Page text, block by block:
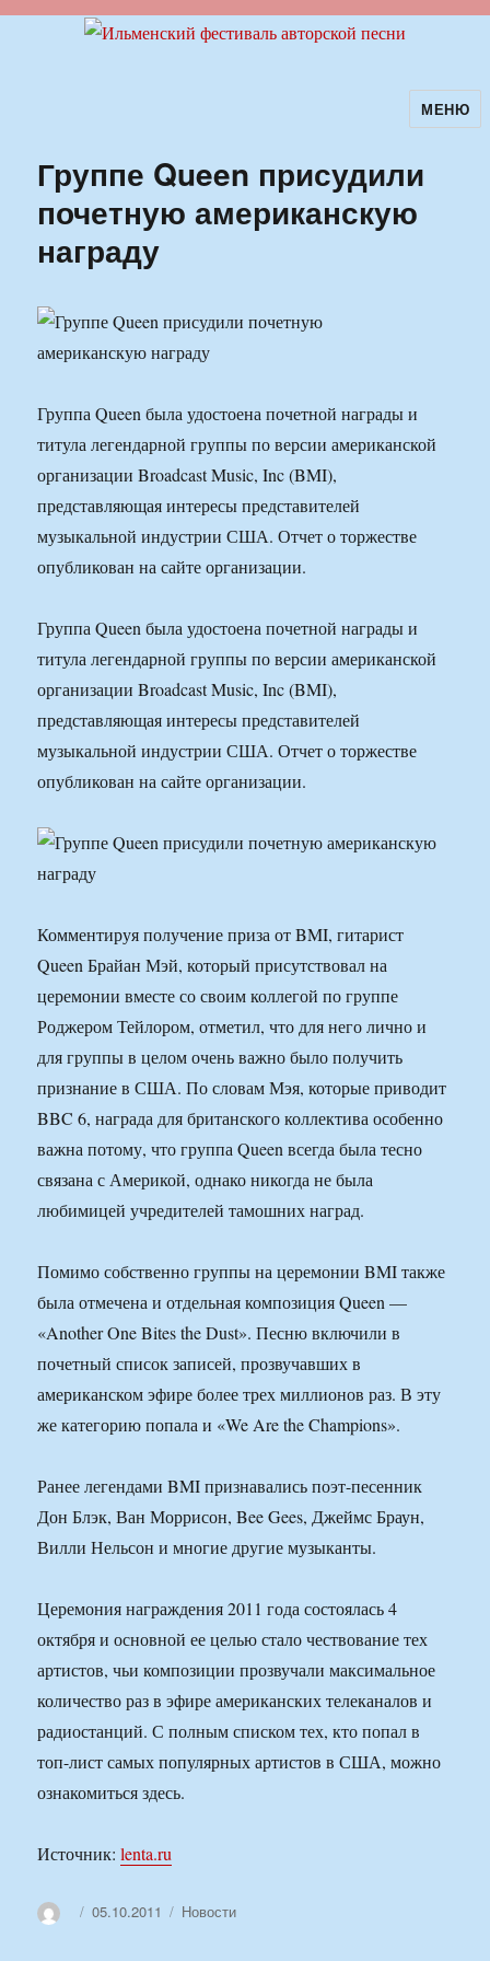
Ильменский фестиваль авторскойМЕНЮ
Группе Queen присудили
почетную американскую
награду
Группа Queen была удостоена почетной награды и
титула легендарной группы по версии американской
организации Broadcast Music, Inc (BMI),
представляющая интересы представителей
музыкальной индустрии США. Отчет о торжестве
опубликован на сайте организации.
Группа Queen была удостоена почетной награды и
титула легендарной группы по версии американской
организации Broadcast Music, Inc (BMI),
представляющая интересы представителей
музыкальной индустрии США. Отчет о торжестве
опубликован на сайте организации.
Комментируя получение приза от BMI, гитарист
Queen Брайан Мэй, который присутствовал на
церемонии вместе со своим коллегой по группе
Роджером Тейлором, отметил, что для него лично и
для группы в целом очень важно было получить
признание в США. По словам Мэя, которые приводит
BBC 6, награда для британского коллектива особенно
важна потому, что группа Queen всегда была тесно
связана с Америкой, однако никогда не была
любимицей учредителей тамошних наград.
Помимо собственно группы на церемонии BMI также
была отмечена и отдельная композиция Queen —
«Another One Bites the Dust». Песню включили в
почетный список записей, прозвучавших в
американском эфире более трех миллионов раз. В эту
же категорию попала и «We Are the Champions».
Ранее легендами BMI признавались поэт-песенник
Дон Блэк, Ван Моррисон, Bee Gees, Джеймс Браун,
Вилли Нельсон и многие другие музыканты.
Церемония награждения 2011 года состоялась 4
октября и основной ее целью стало чествование тех
артистов, чьи композиции прозвучали максимальное
количество раз в эфире американских телеканалов и
радиостанций. С полным списком тех, кто попал в
топ-лист самых популярных артистов в США, можно
ознакомиться здесь.
Источник:lenta.ru
АвторОпубликовано
05.10.2011 Рубрики
Новости